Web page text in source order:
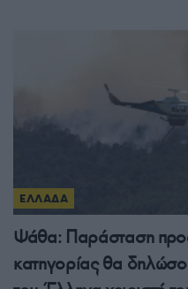
ΕΛΛΑΔΑ
Ψάθα: Παράσταση
κατηγορίας θα